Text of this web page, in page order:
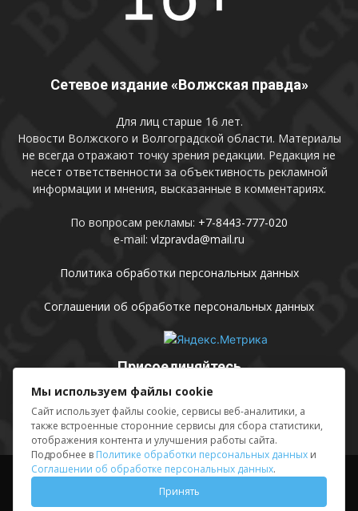
Сетевое издание «Волжская правда»
Для лиц старше 16 лет.
Новости Волжского и Волгоградской области. Материалы
не всегда отражают точку зрения редакции. Редакция не
несет ответственности за объективность рекламной
информации и мнения, высказанные в комментариях.
По вопросам рекламы: +7-8443-777-020
e-mail: vlzpravda@mail.ru
Политика обработки персональных данных
Соглашении об обработке персональных данных
Присоединяйтесь
Выходные данные Sing in
© АМУ «Редакция газеты «Волжская правда», 2012-2026
Мы используем файлы cookie
Сайт использует файлы cookie, сервисы веб-аналитики, а
также встроенные сторонние сервисы для сбора статистики,
отображения контента и улучшения работы сайта.
Подробнее в Политике обработки персональных данных и
Соглашении об обработке персональных данных.
Принять